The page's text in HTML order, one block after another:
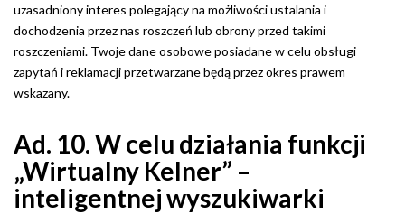
uzasadniony interes polegający na możliwości ustalania i
dochodzenia przez nas roszczeń lub obrony przed takimi
roszczeniami. Twoje dane osobowe posiadane w celu obsługi
zapytań i reklamacji przetwarzane będą przez okres prawem
wskazany.
Ad. 10. W celu działania funkcji
„Wirtualny Kelner” –
inteligentnej wyszukiwarki